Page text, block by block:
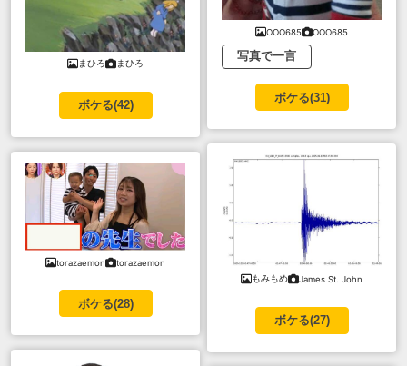
まひろ まひろ
ボケる(42)
torazaemon torazaemon
ボケる(28)
OOO685 OOO685
写真で一言
ボケる(31)
もみもめ James St. John
ボケる(27)